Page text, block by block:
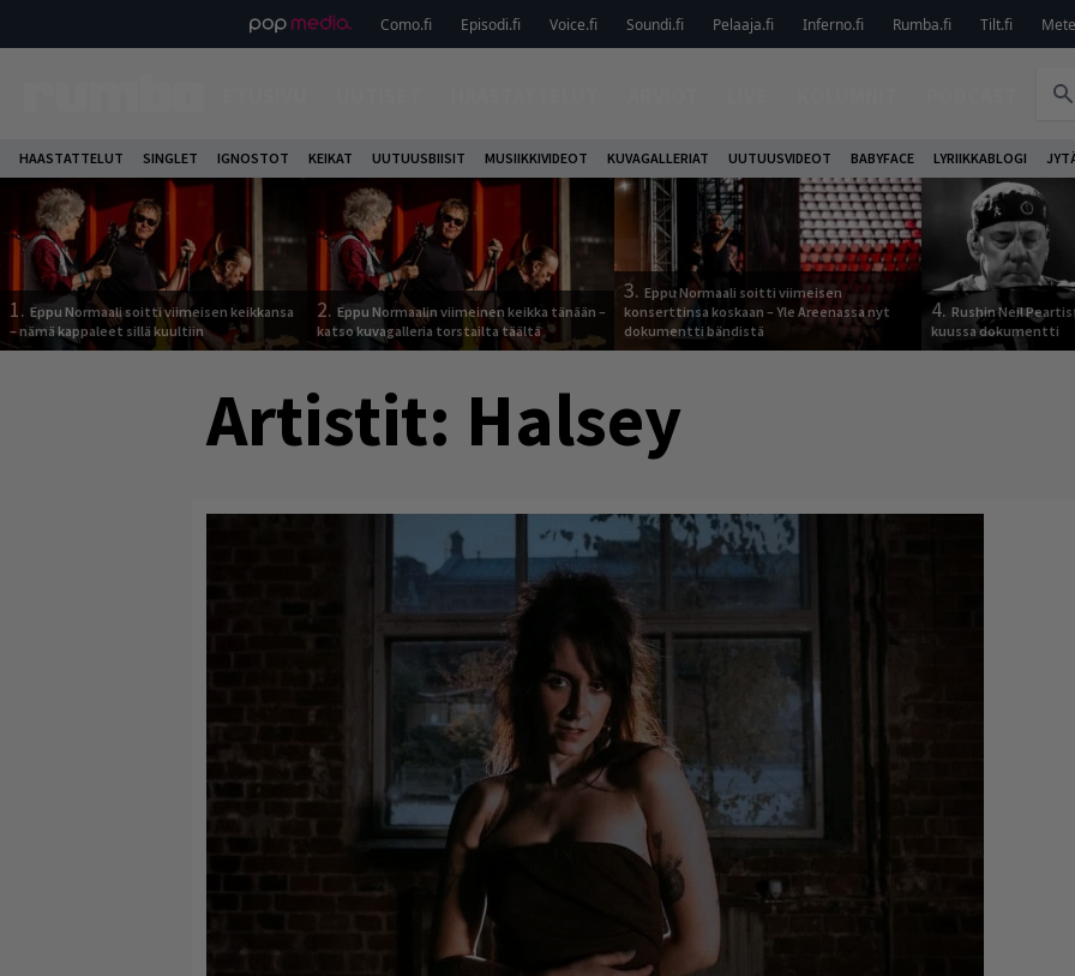
Como.fi Episodi.fi Voice.fi Soundi.fi Pelaaja.fi Inferno.fi Rumba.fi Tilt.fi
HAASTATTELUT SINGLET IGNOSTOT KEIKAT UUTUUSBIISIT MUSIIKKIVIDEOT KUVAGALLERIAT UUTUUSVIDEOT BABYFACE LYRIIKKABLOGI
1. Eppu Normaali soitti viimeisen keikkansa
– nämä kappaleet sillä kuultiin
2. Eppu Normaalin viimeinen keikka tänään –
katso kuvagalleria torstailta täältä
3. Eppu Normaali soitti viimeisen
konserttinsa koskaan – Yle Areenassa nyt
dokumentti bändistä
4. Rushin Neil
kuussa dokumentti
Artistit: Halsey